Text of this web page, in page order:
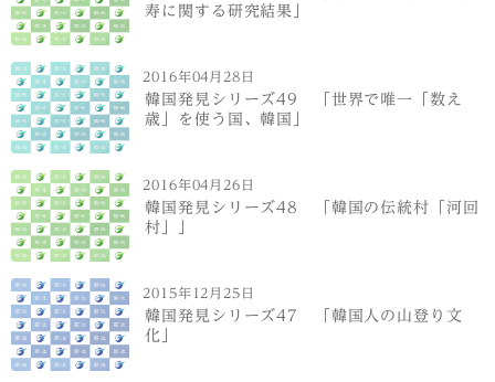
寿に関する研究結果」
2016年04月28日
韓国発見シリーズ49 「世界で唯一「数え
歳」を使う国、韓国」
2016年04月26日
韓国発見シリーズ48 「韓国の伝統村「河回
村」」
2015年12月25日
韓国発見シリーズ47 「韓国人の山登り文
化」